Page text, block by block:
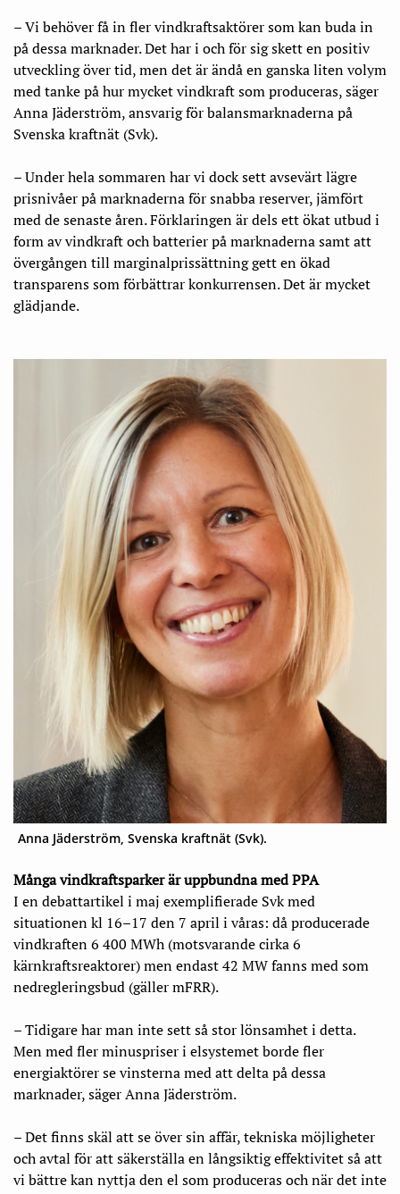
– Vi behöver få in fler vindkraftsaktörer som kan buda in
på dessa marknader. Det har i och för sig skett en positiv
utveckling över tid, men det är ändå en ganska liten volym
med tanke på hur mycket vindkraft som produceras, säger
Anna Jäderström, ansvarig för balansmarknaderna på
Svenska kraftnät (Svk).
– Under hela sommaren har vi dock sett avsevärt lägre
prisnivåer på marknaderna för snabba reserver, jämfört
med de senaste åren. Förklaringen är dels ett ökat utbud i
form av vindkraft och batterier på marknaderna samt att
övergången till marginalprissättning gett en ökad
transparens som förbättrar konkurrensen. Det är mycket
glädjande.
Anna Jäderström, Svenska kraftnät (Svk).
Många vindkraftsparker är uppbundna med PPA
I en debattartikel i maj exemplifierade Svk med
situationen kl 16–17 den 7 april i våras: då producerade
vindkraften 6 400 MWh (motsvarande cirka 6
kärnkraftsreaktorer) men endast 42 MW fanns med som
nedregleringsbud (gäller mFRR).
– Tidigare har man inte sett så stor lönsamhet i detta.
Men med fler minuspriser i elsystemet borde fler
energiaktörer se vinsterna med att delta på dessa
marknader, säger Anna Jäderström.
– Det finns skäl att se över sin affär, tekniska möjligheter
och avtal för att säkerställa en långsiktig effektivitet så att
vi bättre kan nyttja den el som produceras och när det inte